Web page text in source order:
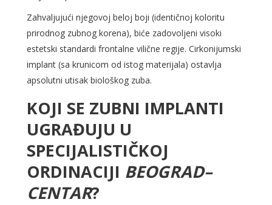
Zahvaljujući njegovoj beloj boji (identičnoj koloritu
prirodnog zubnog korena), biće zadovoljeni visoki
estetski standardi frontalne vilične regije. Cirkonijumski
implant (sa krunicom od istog materijala) ostavlja
apsolutni utisak biološkog zuba.
KOJI SE ZUBNI IMPLANTI
UGRAĐUJU U
SPECIJALISTIČKOJ
ORDINACIJI BEOGRAD–
CENTAR?